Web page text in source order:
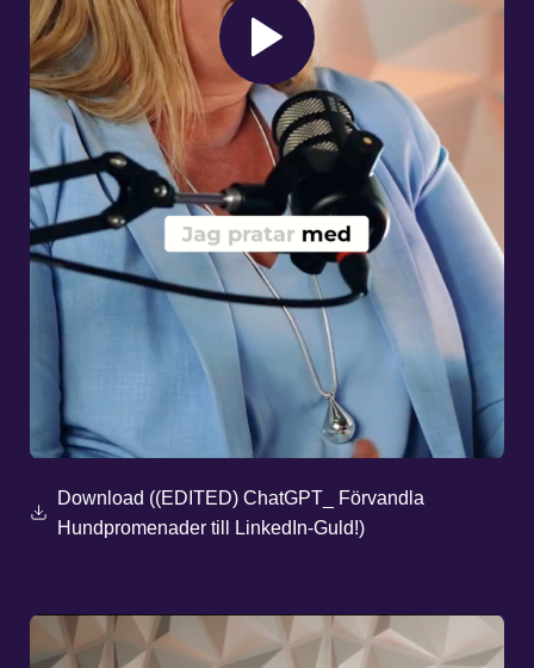
Download ((EDITED) ChatGPT_ Förvandla
Hundpromenader till LinkedIn-Guld!)